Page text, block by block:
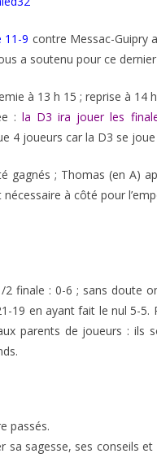
11-9 contre Messac-Guipry
a soutenu pour ce
à 13 h 15 ; reprise à 14
:la D3 ira jouer les
4 joueurs car la D3 se
gagnés ; Thomas (en A)
à côté pour
2 finale : 0-6 ; sans doute
19 en ayant fait le nul 5-
parents de joueurs : ils
passés.
sa sagesse, ses conseils